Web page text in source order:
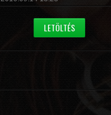
LETÖLTÉS